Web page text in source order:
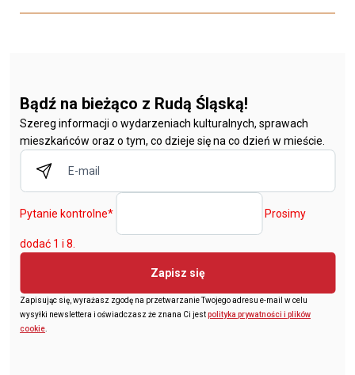
Bądź na bieżąco z Rudą Śląską!
Szereg informacji o wydarzeniach kulturalnych, sprawach
mieszkańców oraz o tym, co dzieje się na co dzień w mieście.
Pytanie kontrolne* Prosimy
dodać 1 i 8.
Zapisz się
Zapisując się, wyrażasz zgodę na przetwarzanie Twojego adresu e-mail w celu
wysyłki newslettera i oświadczasz że znana Ci jestpolityka prywatności i plików
cookie